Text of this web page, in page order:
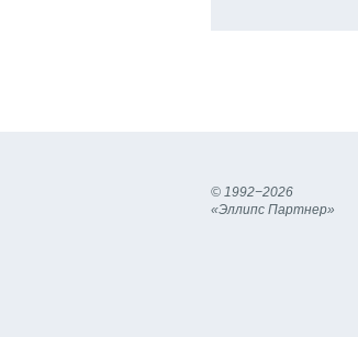
© 1992−2026
«Эллипс Партнер»